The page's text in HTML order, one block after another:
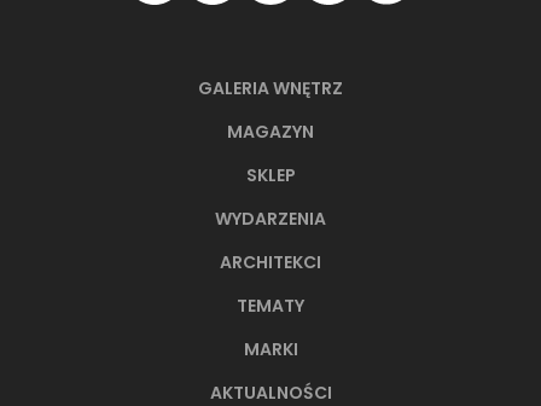
GALERIA WNĘTRZ
MAGAZYN
SKLEP
WYDARZENIA
ARCHITEKCI
TEMATY
MARKI
AKTUALNOŚCI